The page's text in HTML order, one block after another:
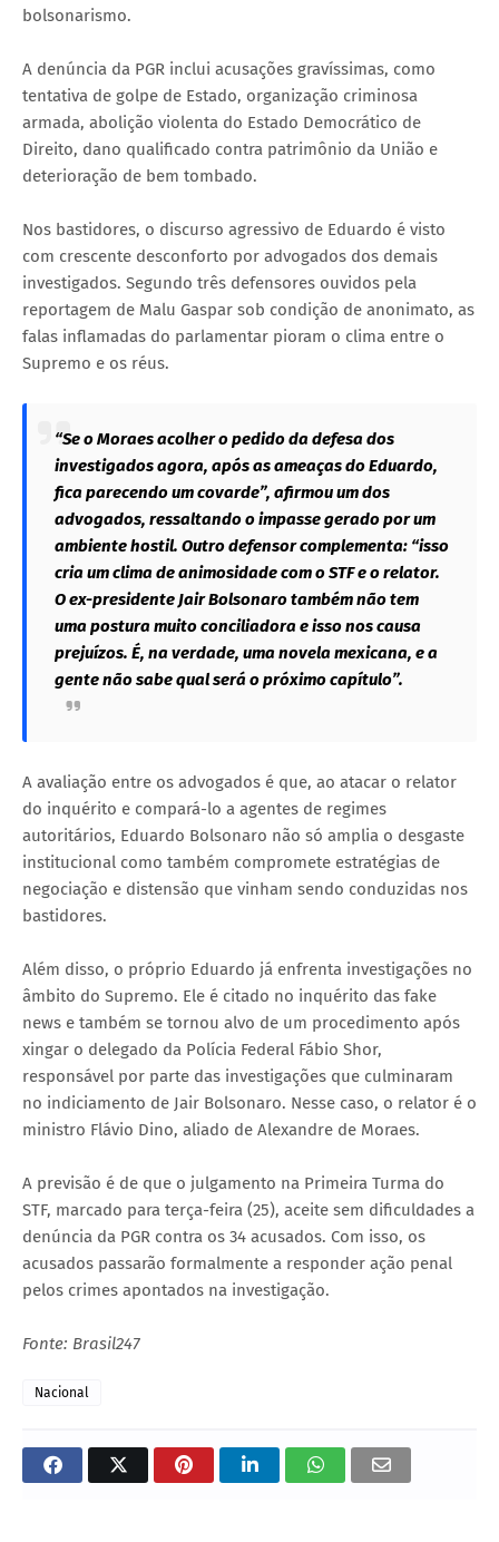
bolsonarismo.
A denúncia da PGR inclui acusações gravíssimas, como
tentativa de golpe de Estado, organização criminosa
armada, abolição violenta do Estado Democrático de
Direito, dano qualificado contra patrimônio da União e
deterioração de bem tombado.
Nos bastidores, o discurso agressivo de Eduardo é visto
com crescente desconforto por advogados dos demais
investigados. Segundo três defensores ouvidos pela
reportagem de Malu Gaspar sob condição de anonimato, as
falas inflamadas do parlamentar pioram o clima entre o
Supremo e os réus.
“Se o Moraes acolher o pedido da defesa dos
investigados agora, após as ameaças do Eduardo,
fica parecendo um covarde”, afirmou um dos
advogados, ressaltando o impasse gerado por um
ambiente hostil. Outro defensor complementa: “isso
cria um clima de animosidade com o STF e o relator.
O ex-presidente Jair Bolsonaro também não tem
uma postura muito conciliadora e isso nos causa
prejuízos. É, na verdade, uma novela mexicana, e a
gente não sabe qual será o próximo capítulo”.
A avaliação entre os advogados é que, ao atacar o relator
do inquérito e compará-lo a agentes de regimes
autoritários, Eduardo Bolsonaro não só amplia o desgaste
institucional como também compromete estratégias de
negociação e distensão que vinham sendo conduzidas nos
bastidores.
Além disso, o próprio Eduardo já enfrenta investigações no
âmbito do Supremo. Ele é citado no inquérito das fake
news e também se tornou alvo de um procedimento após
xingar o delegado da Polícia Federal Fábio Shor,
responsável por parte das investigações que culminaram
no indiciamento de Jair Bolsonaro. Nesse caso, o relator é o
ministro Flávio Dino, aliado de Alexandre de Moraes.
A previsão é de que o julgamento na Primeira Turma do
STF, marcado para terça-feira (25), aceite sem dificuldades a
denúncia da PGR contra os 34 acusados. Com isso, os
acusados passarão formalmente a responder ação penal
pelos crimes apontados na investigação.
Fonte: Brasil247
Nacional